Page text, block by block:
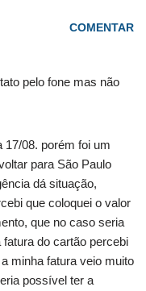
COMENTAR
pelo fone mas não
17/08. porém foi um
para São Paulo
dá situação,
que coloquei o valor
que no caso seria
do cartão percebi
minha fatura veio muito
possível ter a